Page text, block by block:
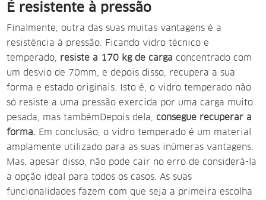
É resistente à pressão
Finalmente, outra das suas muitas vantagens é a
resistência à pressão. Ficando vidro técnico e
temperado, resiste a 170 kg de cargaconcentrado com
um desvio de 70mm, e depois disso, recupera a sua
forma e estado originais. Isto é, o vidro temperado não
só resiste a uma pressão exercida por uma carga muito
pesada, mas também Depois dela, consegue recuperar a
forma. Em conclusão, o vidro temperado é um material
amplamente utilizado para as suas inúmeras vantagens.
Mas, apesar disso, não pode cair no erro de considerá-la
a opção ideal para todos os casos. As suas
funcionalidades fazem com que seja a primeira escolha